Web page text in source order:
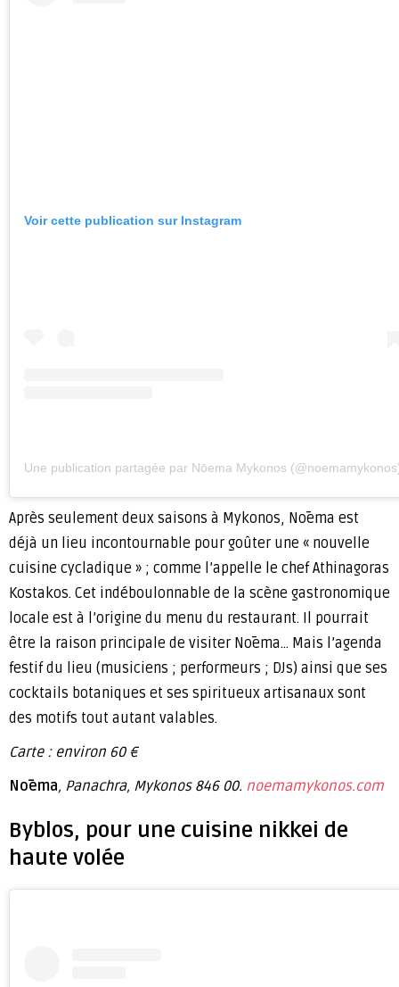
Voir cette publication sur Instagram
Une publication partagée par Nōema Mykonos
Après seulement deux saisons à Mykonos, Nōema est
déjà un lieu incontournable pour goûter une « nouvelle
cuisine cycladique » ; comme l’appelle le chef Athinagoras
Kostakos. Cet indéboulonnable de la scène gastronomique
locale est à l’origine du menu du restaurant. Il pourrait
être la raison principale de visiter Nōema… Mais l’agenda
festif du lieu (musiciens ; performeurs ; DJs) ainsi que ses
cocktails botaniques et ses spiritueux artisanaux sont
des motifs tout autant valables.
Carte : environ 60 €
Nōema, Panachra, Mykonos 846 00. noemamykonos.com
Byblos, pour une cuisine nikkei de
haute volée